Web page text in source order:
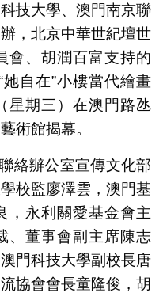
技大學、澳門南京聯
，北京中華世紀壇世
會、胡潤百富支持的
自在”小樓當代繪畫
星期三）在澳門路氹
術館揭幕。
絡辦公室宣傳文化部
校監廖澤雲，澳門基
，永利關愛基金會主
、董事會副主席陳志
門科技大學副校長唐
協會會長童隆俊，胡